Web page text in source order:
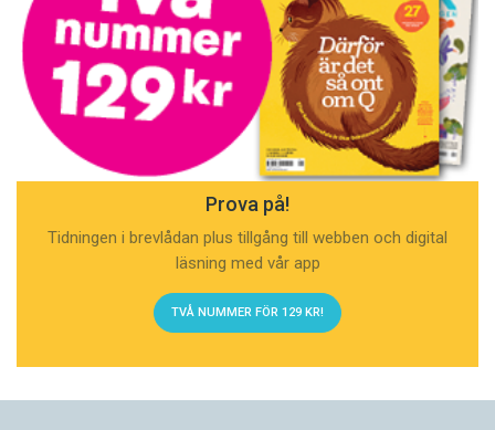
Prova på!
Tidningen i brevlådan plus tillgång till webben och digital
läsning med vår app
TVÅ NUMMER FÖR 129 KR!